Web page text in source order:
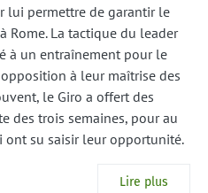
lui permettre de garantir le
Rome. La tactique du leader
à un entraînement pour le
à leur maîtrise des
le Giro a offert des
des trois semaines, pour au
ont su saisir leur opportunité.
Lire plus